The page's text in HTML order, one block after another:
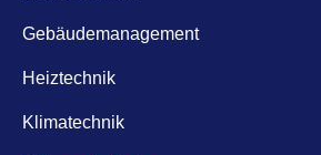
Gebäudemanagement
Heiztechnik
Klimatechnik